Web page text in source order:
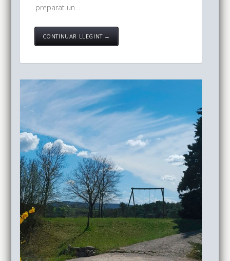
preparat un ...
CONTINUAR LLEGINT →